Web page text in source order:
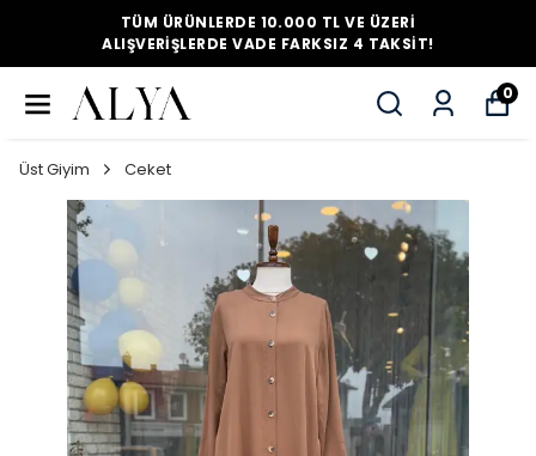
TÜM ÜRÜNLERDE 10.000 TL VE ÜZERI
ALIŞVERIŞLERDE VADE FARKSIZ 4 TAKSIT!
0
Üst Giyim Ceket